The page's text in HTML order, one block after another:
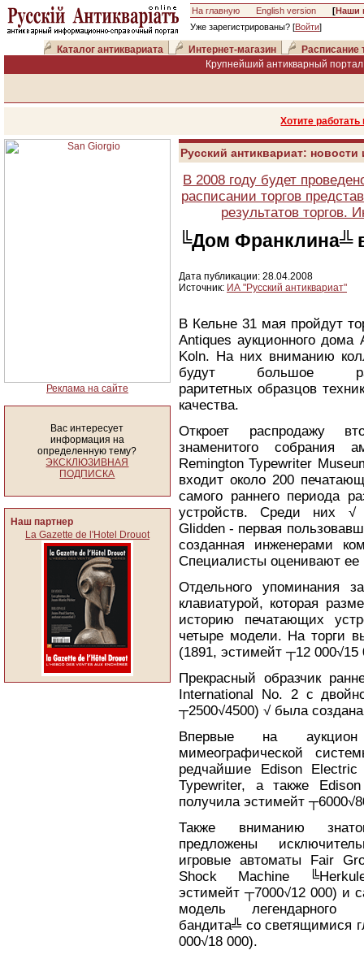
На главную English version [Наши
Уже зарегистрированы? [Войти]
Каталог антиквариата Интернет-магазин
Расписание
Крупнейший антикварный
Хотите
Реклама на сайте
Вас интересует
информация на
определенную тему?
ЭКСКЛЮЗИВНАЯ
ПОДПИСКА
Наш партнер
La Gazette de l'Hotel Drouot
Русский антиквариат:
В 2008 году будет
расписании торгов
результатов торгов.
╚Дом Франклина╩
Дата публикации: 28.04.2008
Источник: ИА "Русский антиквариат"
В Кельне 31 мая пройдут
Antiques аукционного дома
Koln. На них вниманию
будут большое
раритетных образцов
качества.
Откроет распродажу
знаменитого собрания
Remington Typewriter
входит около 200
самого раннего периода
устройств. Среди них √
Glidden - первая
созданная инженерами
Специалисты оценивают ее
Отдельного упоминания
клавиатурой, которая
историю печатающих
четыре модели. На торги
(1891, эстимейт ┬12
Прекрасный образчик
International No. 2 с
┬2500√4500) √ была создана
Впервые на аукцион
мимеографической
редчайшие Edison
Typewriter, а также
получила эстимейт
Также вниманию
предложены
игровые автоматы Fair
Shock Machine
эстимейт ┬7000√12 000) и
модель легендарного
бандита╩ со светящимися
000√18 000).